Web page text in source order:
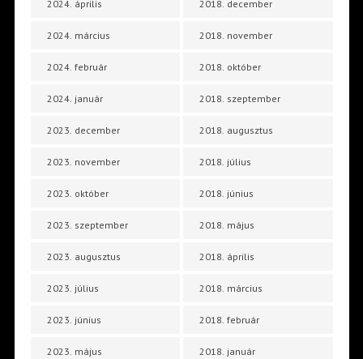
2024. április
2024. március
2024. február
2024. január
2023. december
2023. november
2023. október
2023. szeptember
2023. augusztus
2023. július
2023. június
2023. május
2018. december
2018. november
2018. október
2018. szeptember
2018. augusztus
2018. július
2018. június
2018. május
2018. április
2018. március
2018. február
2018. január